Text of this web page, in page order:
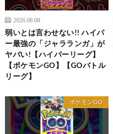
2026.08.08
弱いとは言わせない!! ハイパ
ー最強の「ジャラランガ」が
ヤバい!【ハイパーリーグ】
【ポケモンGO】【GOバトル
リーグ】
ポケモンGO